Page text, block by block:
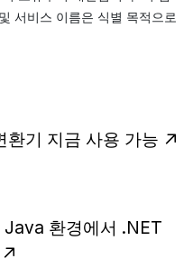
서비스 이름은 식별 목적으로
기 지금 사용 가능
환경에서 .NET